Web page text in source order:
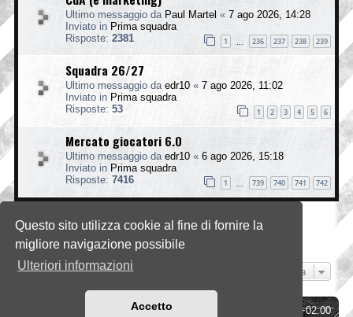
Questo sito utilizza cookie al fine di fornire la
migliore navigazione possibile
Ulteriori informazioni
Accetto
Ultimo messaggio da Paul Martel « 7 ago 2026, 14:28
Inviato in Prima squadra
Risposte: 2381 1 236 237 238 239
Squadra 26/27
Ultimo messaggio da edr10 « 7 ago 2026, 11:02
Inviato in Prima squadra
Risposte: 53 1 2 3 4 5 6
Mercato giocatori 6.0
Ultimo messaggio da edr10 « 6 ago 2026, 15:18
Inviato in Prima squadra
Risposte: 7416 1 739 740 741 742
Vai a
UTC+02:00